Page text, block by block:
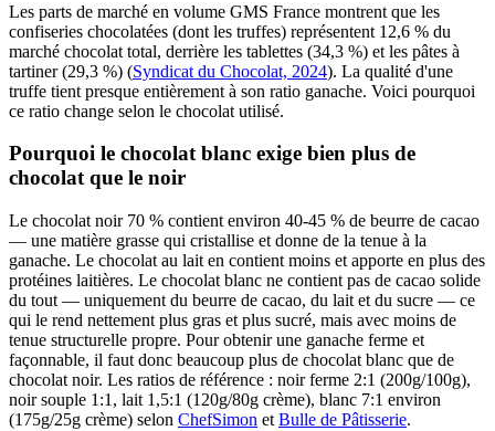
Les parts de marché en volume GMS France montrent que les
confiseries chocolatées (dont les truffes) représentent 12,6 % du
marché chocolat total, derrière les tablettes (34,3 %) et les pâtes à
tartiner (29,3 %) (Syndicat du Chocolat, 2024). La qualité d'une
truffe tient presque entièrement à son ratio ganache. Voici pourquoi
ce ratio change selon le chocolat utilisé.
Pourquoi le chocolat blanc exige bien plus de
chocolat que le noir
Le chocolat noir 70 % contient environ 40-45 % de beurre de cacao
— une matière grasse qui cristallise et donne de la tenue à la
ganache. Le chocolat au lait en contient moins et apporte en plus des
protéines laitières. Le chocolat blanc ne contient pas de cacao solide
du tout — uniquement du beurre de cacao, du lait et du sucre — ce
qui le rend nettement plus gras et plus sucré, mais avec moins de
tenue structurelle propre. Pour obtenir une ganache ferme et
façonnable, il faut donc beaucoup plus de chocolat blanc que de
chocolat noir. Les ratios de référence : noir ferme 2:1 (200g/100g),
noir souple 1:1, lait 1,5:1 (120g/80g crème), blanc 7:1 environ
(175g/25g crème) selon ChefSimon et Bulle de Pâtisserie.